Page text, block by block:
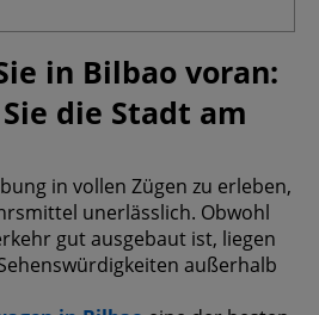
in Bilbao voran:
die Stadt am
in vollen Zügen zu erleben,
unerlässlich. Obwohl
gut ausgebaut ist, liegen
außerhalb